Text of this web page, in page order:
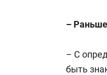
–
– С
быть